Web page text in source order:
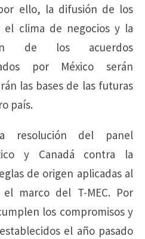
ello, la difusión de los
el clima de negocios y la
de los acuerdos
por México serán
las bases de las futuras
país.
resolución del panel
y Canadá contra la
de origen aplicadas al
marco del T-MEC. Por
los compromisos y
el año pasado